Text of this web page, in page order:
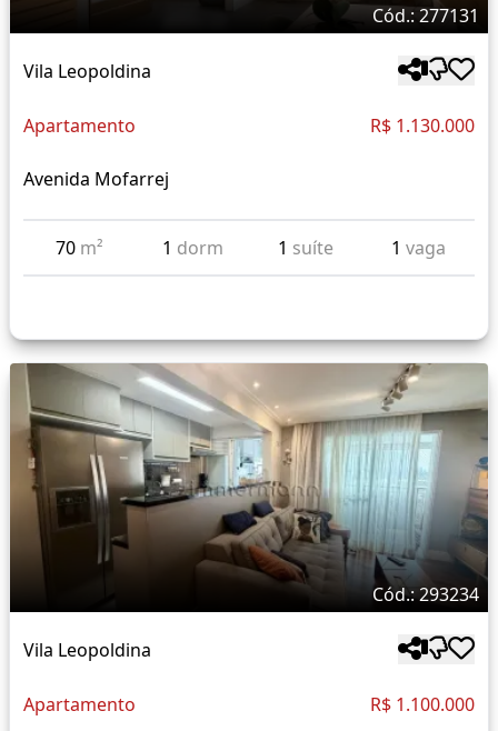
Cód.: 277131
Vila Leopoldina
Apartamento R$ 1.130.000
Avenida Mofarrej
70 m² 1 dorm 1 suíte 1 vaga
Cód.: 293234
Vila Leopoldina
Apartamento R$ 1.100.000